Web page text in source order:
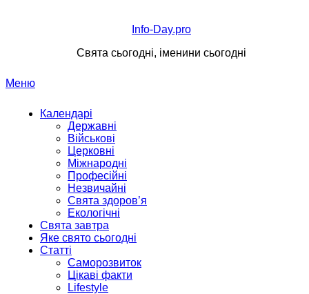
Info-Day.pro
Свята сьогодні, іменини сьогодні
Меню
Календарі
Державні
Військові
Церковні
Міжнародні
Професійні
Незвичайні
Свята здоров’я
Екологічні
Свята завтра
Яке свято сьогодні
Статті
Саморозвиток
Цікаві факти
Lifestyle